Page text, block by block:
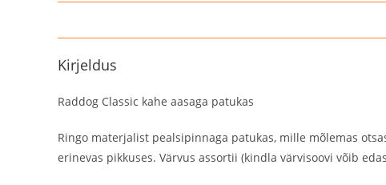
Kirjeldus
Raddog Classic kahe aasaga patukas
Ringo materjalist pealsipinnaga patukas, mille mõlemas
erinevas pikkuses. Värvus assortii (kindla värvisoovi võib